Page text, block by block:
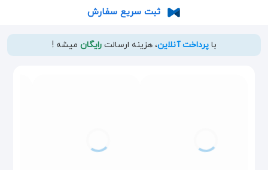
ثبت سریع سفارش
باپرداخت آنلاین، هزینه ارسالترایگان میشه !